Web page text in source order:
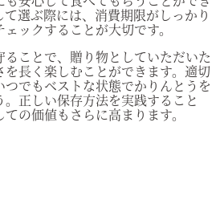
選ぶ際には、消費期限がしっかり
ックすることが大切です。
ることで、贈り物としていただいた
長く楽しむことができます。適切
でもベストな状態でかりんとうを
正しい保存方法を実践すること
の価値もさらに高まります。